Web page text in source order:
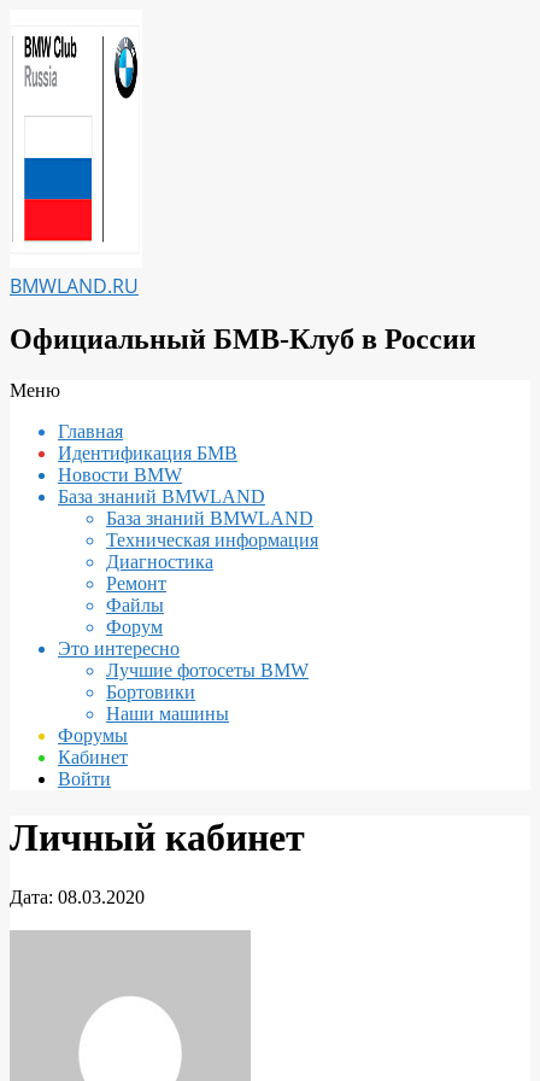
к
содержимому
BMWLAND.RU
Официальный БМВ-Клуб в России
Вторичное
навигации
Меню
Главная
Идентификация БМВ
Новости BMW
База знаний BMWLAND
База знаний BMWLAND
Техническая информация
Диагностика
Ремонт
Файлы
Форум
Это интересно
Лучшие фотосеты BMW
Бортовики
Наши машины
Форумы
Кабинет
Войти
Личный кабинет
Дата: 08.03.2020